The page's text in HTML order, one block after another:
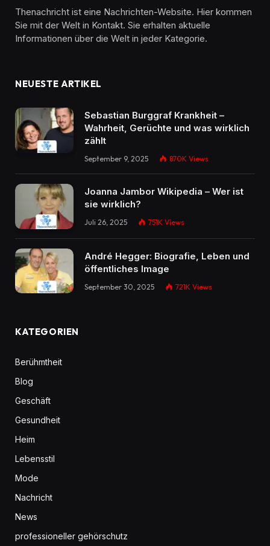
Thenachricht ist eine Nachrichten-Website. Hier kommen
Sie mit der Welt in Kontakt. Sie erhalten aktuelle
Informationen über die Welt in jeder Kategorie.
NEUESTE ARTIKEL
Sebastian Burggraf Krankheit –
Wahrheit, Gerüchte und was wirklich
zählt
September 9, 2025 870K Views
Joanna Jambor Wikipedia – Wer ist
sie wirklich?
Juli 26, 2025 751K Views
André Hegger: Biografie, Leben und
öffentliches Image
September 30, 2025 721K Views
KATEGORIEN
Berühmtheit
Blog
Geschäft
Gesundheit
Heim
Lebensstil
Mode
Nachricht
News
professioneller gehörschutz